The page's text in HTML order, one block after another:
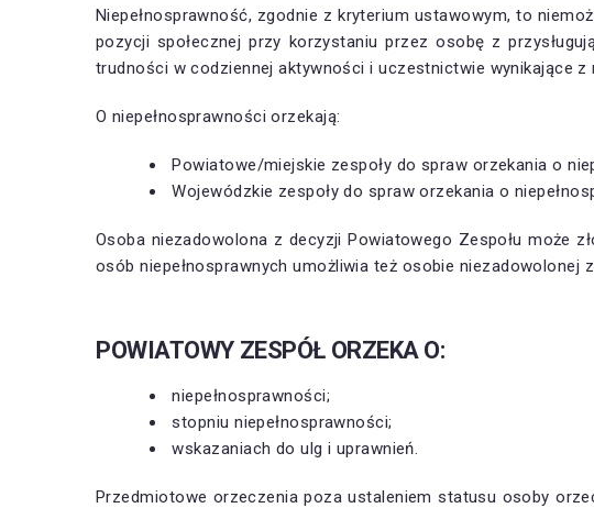
Niepełnosprawność, zgodnie z kryterium ustawowym, to
pozycji społecznej przy korzystaniu przez osobę z
trudności w codziennej aktywności i uczestnictwie wynikające z
O niepełnosprawności orzekają:
Powiatowe/miejskie zespoły do spraw orzekania o
Wojewódzkie zespoły do spraw orzekania o
Osoba niezadowolona z decyzji Powiatowego Zespołu może
osób niepełnosprawnych umożliwia też osobie niezadowolonej
POWIATOWY ZESPÓŁ ORZEKA O:
niepełnosprawności;
stopniu niepełnosprawności;
wskazaniach do ulg i uprawnień.
Przedmiotowe orzeczenia poza ustaleniem statusu osoby